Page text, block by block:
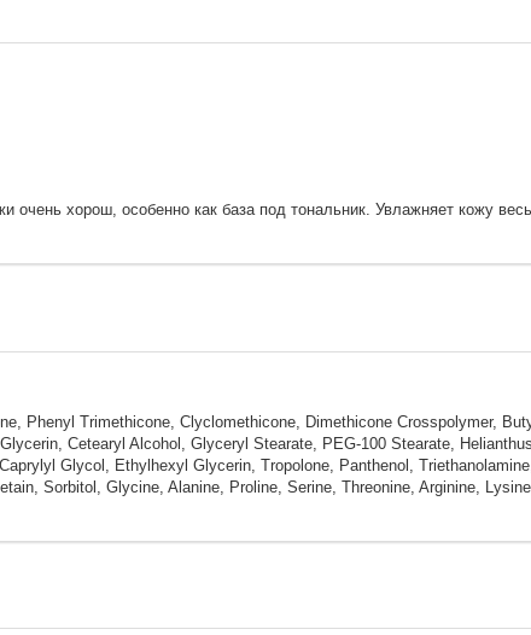
очень хорош, особенно как база под тональник. Увлажняет кожу
Phenyl Trimethicone, Clyclomethicone, Dimethicone Crosspolymer,
Cetearyl Alcohol, Glyceryl Stearate, PEG-100 Stearate,
Glycol, Ethylhexyl Glycerin, Tropolone, Panthenol,
Sorbitol, Glycine, Alanine, Proline, Serine, Threonine, Arginine,